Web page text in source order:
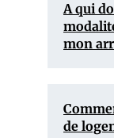
A qui
mon
de